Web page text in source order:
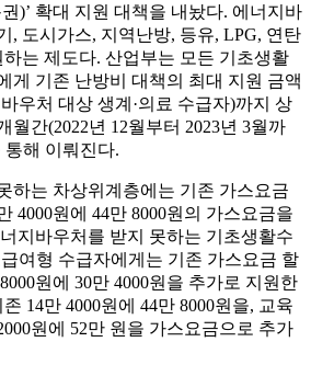
)’ 확대 지원 대책을 내놨다. 에너지바
, 도시가스, 지역난방, 등유, LPG, 연탄
는 제도다. 산업부는 모든 기초생활
게 기존 난방비 대책의 최대 지원 금액
우처 대상 생계·의료 수급자)까지 상
월간(2022년 12월부터 2023년 3월까
해 이뤄진다.
하는 차상위계층에는 기존 가스요금
4000원에 44만 8000원의 가스요금을
지바우처를 받지 못하는 기초생활수
여형 수급자에게는 기존 가스요금 할
원에 30만 4000원을 추가로 지원한
14만 4000원에 44만 8000원을, 교육
원에 52만 원을 가스요금으로 추가